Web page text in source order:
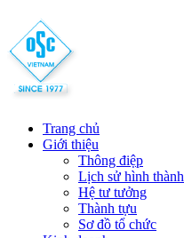
Trang chủ
Giới thiệu
Thông điệp
Lịch sử hình thành
Hệ tư tưởng
Thành tựu
Sơ đồ tổ chức